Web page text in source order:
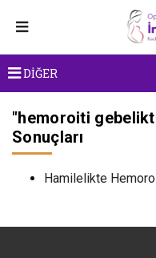
DİĞER
"hemoroiti
Sonuçları
Hamilelikte